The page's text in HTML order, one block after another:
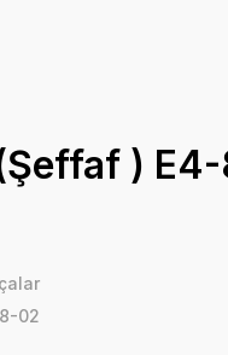
)
02